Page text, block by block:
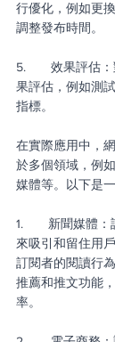
行優化，例如更
調整發布時間。
5.       效果評估
果評估，例如測
指標。
在實際應用中，
於多個領域，例
媒體等。以下是
1.       新聞媒體
來吸引和留住用
訂閱者的閱讀行
推薦和推文功能
率。